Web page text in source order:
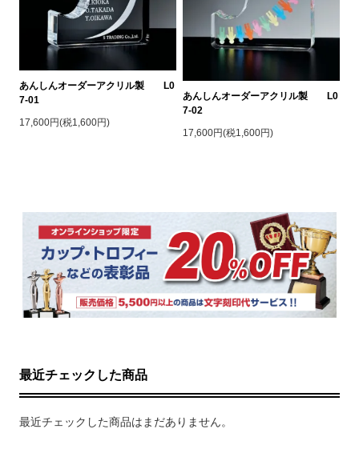
あんしんオーダーアクリル製 L0
7-01
17,600円(税1,600円)
あんしんオーダーアクリル製 L0
7-02
17,600円(税1,600円)
最近チェックした商品
最近チェックした商品はまだありません。